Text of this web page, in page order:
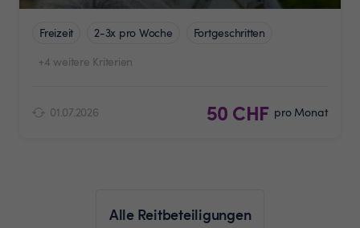
Freizeit 2-3x pro Woche
Fortgeschritten
+4 weitere Kriterien
01.07.2026 50 CHF pro Monat
Alle Reitbeteiligungen